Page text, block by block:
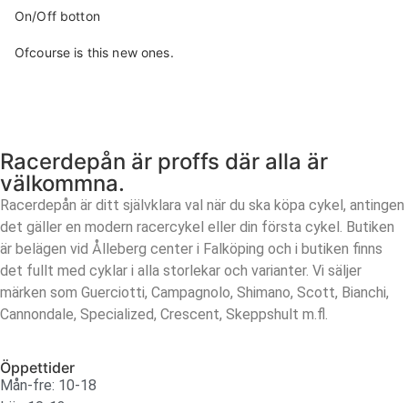
On/Off botton
Ofcourse is this new ones.
Racerdepån är proffs där alla är
välkommna.
Racerdepån är ditt självklara val när du ska köpa cykel, antingen
det gäller en modern racercykel eller din första cykel. Butiken
är belägen vid Ålleberg center i Falköping och i butiken finns
det fullt med cyklar i alla storlekar och varianter. Vi säljer
märken som Guerciotti, Campagnolo, Shimano, Scott, Bianchi,
Cannondale, Specialized, Crescent, Skeppshult m.fl.
Öppettider
Mån-fre: 10-18